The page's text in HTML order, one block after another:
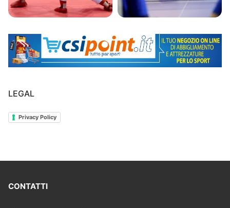
LEGAL
Privacy Policy
CONTATTI